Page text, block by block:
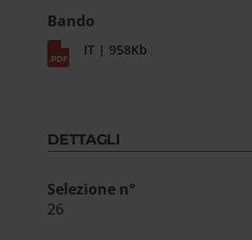
Bando
IT | 958Kb
DETTAGLI
Selezione n°
26